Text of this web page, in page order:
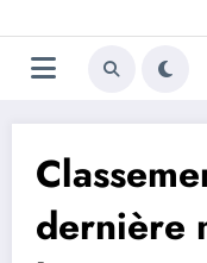
au
contenu
dernière